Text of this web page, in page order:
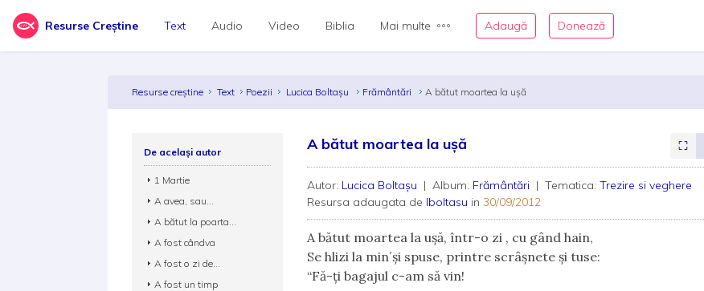
Resurse Creștine Text Audio Video Biblia Mai multe Adaugă Donează
Resurse creștine Text Poezii Lucica Boltaşu Frământări A bătut moartea la uşă
A bătut moartea la uşă ⛶
Autor: Lucica Boltaşu | Album: Frământări | Tematica:Trezire si veghere
Resursa adaugata de lboltasu in30/09/2012
A bătut moartea la uşă, într-o zi , cu gând hain,
Se hlizi la min´şi spuse, printre scrâşnete şi tuse:
“Fă-ţi bagajul c-am să vin!
De același autor
1 Martie
A avea, sau...
A bătut la poarta...
A fost cândva
A fost o zi de...
A fost un timp